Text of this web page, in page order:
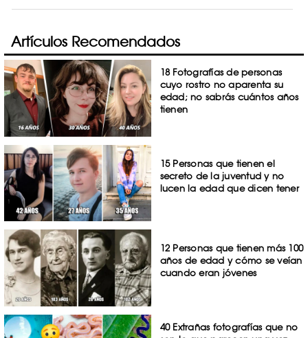
Artículos Recomendados
18 Fotografías de personas
cuyo rostro no aparenta su
edad; no sabrás cuántos años
tienen
15 Personas que tienen el
secreto de la juventud y no
lucen la edad que dicen tener
12 Personas que tienen más 100
años de edad y cómo se veían
cuando eran jóvenes
40 Extrañas fotografías que no